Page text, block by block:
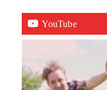
YouTube